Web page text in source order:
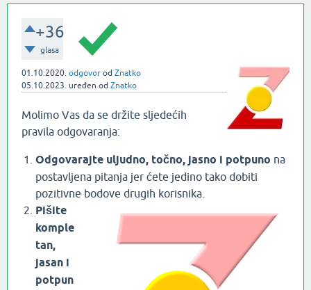
+36
glasa
01.10.2020. odgovor od Znatko
05.10.2023. uređen od Znatko
Molimo Vas da se držite sljedećih
pravila odgovaranja:
Odgovarajte uljudno, točno, jasno i potpuno na
postavljena pitanja jer ćete jedino tako dobiti
pozitivne bodove drugih korisnika.
Pišite
komple
tan,
jasan i
potpun